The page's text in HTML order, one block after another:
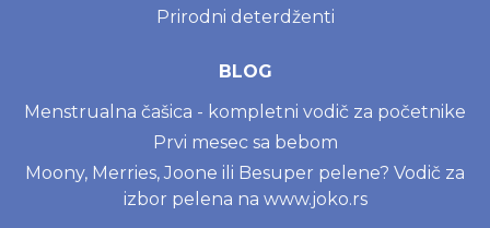
Prirodni deterdženti
BLOG
Menstrualna čašica - kompletni vodič za početnike
Prvi mesec sa bebom
Moony, Merries, Joone ili Besuper pelene? Vodič za
izbor pelena na www.joko.rs